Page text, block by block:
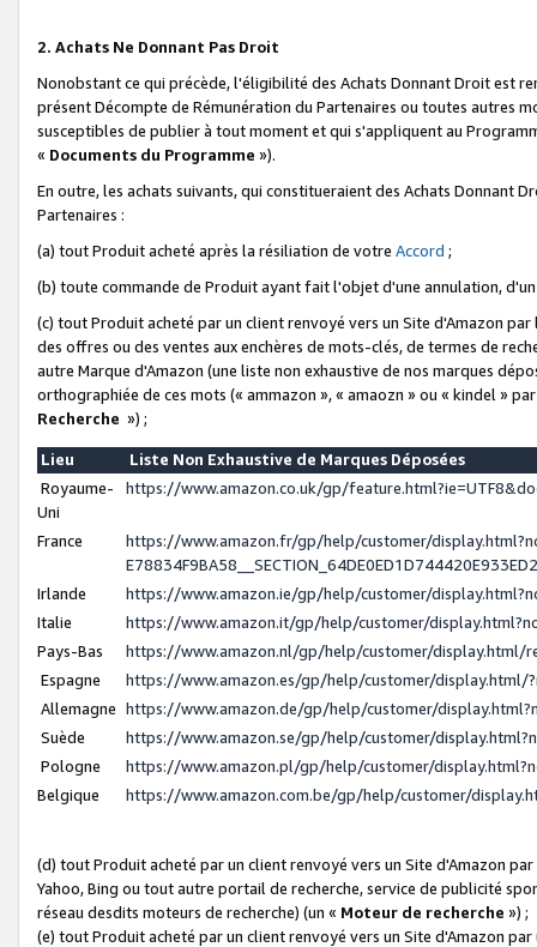
2. Achats Ne Donnant Pas Droit
Nonobstant ce qui précède, l'éligibilité des Achats Donnant Droit est
présent Décompte de Rémunération du Partenaires ou toutes autres
susceptibles de publier à tout moment et qui s'appliquent au
« Documents du Programme »).
En outre, les achats suivants, qui constitueraient des Achats Donnant
Partenaires :
(a) tout Produit acheté après la résiliation de votre Accord ;
(b) toute commande de Produit ayant fait l'objet d'une annulation,
(c) tout Produit acheté par un client renvoyé vers un Site d'Amazon
des offres ou des ventes aux enchères de mots-clés, de termes de
autre Marque d'Amazon (une liste non exhaustive de nos marques
orthographiée de ces mots (« ammazon », « amaozn » ou « kindel »
Recherche ») ;
Lieu
Liste Non Exhaustive de Marques Déposées
Royaume-
Uni
https://www.amazon.co.uk/gp/
France
https://www.amazon.fr/gp/help/customer/
Irlande
https://www.amazon.ie/gp/help/customer/
Italie
https://www.amazon.it/gp/help/customer/
Pays-Bas
https://www.amazon.nl/gp/help/customer/display.html/
Espagne
https://www.amazon.es/gp/help/customer/display.html/
Allemagne https://www.amazon.de/gp/help/customer/
Suède
https://www.amazon.se/gp/help/customer/
Pologne
https://www.amazon.pl/gp/help/customer/
Belgique
https://www.amazon.com.be/gp/help/customer/
(d) tout Produit acheté par un client renvoyé vers un Site d'Amazon
Yahoo, Bing ou tout autre portail de recherche, service de publicité
réseau desdits moteurs de recherche) (un « Moteur de recherche ») ;
(e) tout Produit acheté par un client renvoyé vers un Site d'Amazon